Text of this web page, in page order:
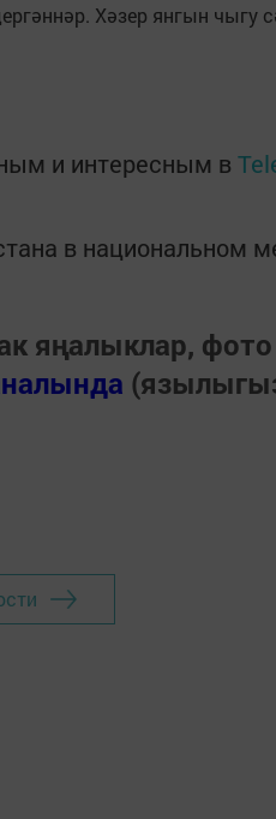
Хәзер янгын чыгу
и интересным в
в национальном
яңалыклар,